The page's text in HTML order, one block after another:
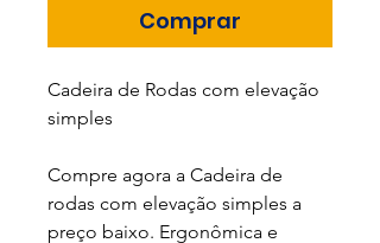
Comprar
Cadeira de Rodas com elevação
simples
Compre agora a Cadeira de
rodas com elevação simples a
preço baixo. Ergonômica e